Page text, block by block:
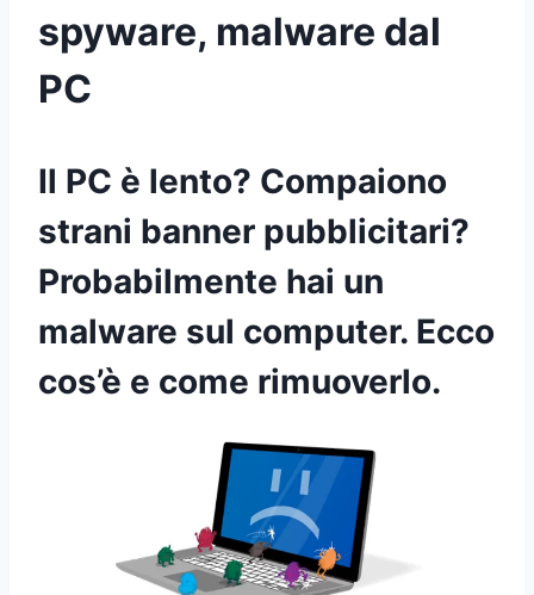
spyware, malware dal
PC
Il PC è lento? Compaiono
strani banner pubblicitari?
Probabilmente hai un
malware sul computer. Ecco
cos’è e come rimuoverlo.